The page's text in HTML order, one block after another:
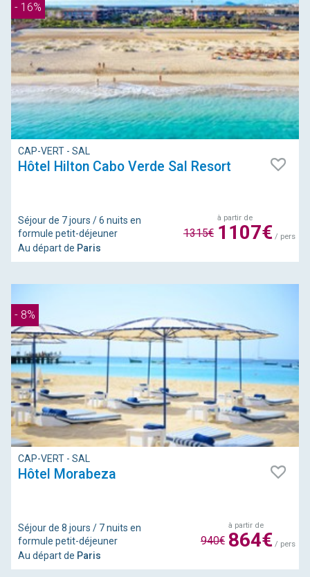
- 16%
CAP-VERT - SAL
Hôtel Hilton Cabo Verde Sal Resort
Séjour de 7 jours / 6 nuits en
formule petit-déjeuner
Au départ de Paris
à partir de
1107€/ pers
1315€
- 8%
CAP-VERT - SAL
Hôtel Morabeza
Séjour de 8 jours / 7 nuits en
formule petit-déjeuner
Au départ de Paris
à partir de
864€/ pers
940€